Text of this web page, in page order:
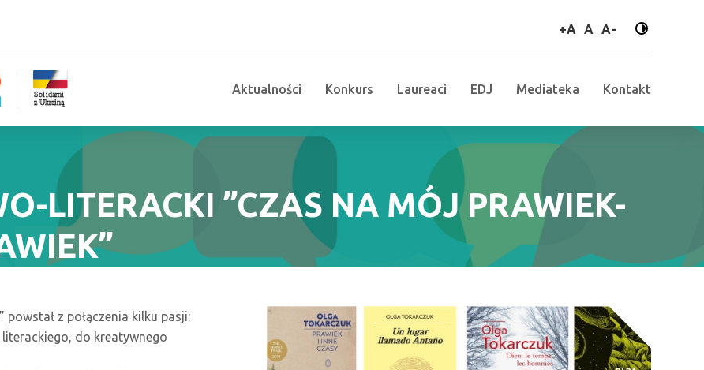
+A większa czcionka
A normalna
A- mniejsza
Aktualności Konkurs Laureaci EDJ Mediateka Kontakt
LITERACKI ”CZAS NA MÓJ PRAWIEK-
powstał z połączenia kilku pasji:
do kreatywnego